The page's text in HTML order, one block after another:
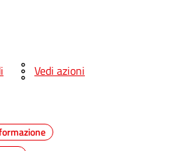
Vedi azioni